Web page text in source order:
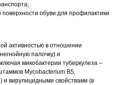
обуви для профилактики
активностью в отношении
палочку) и
микобактерии туберкулеза –
Mycobacterium B5,
и вирулицидными свойствами (в